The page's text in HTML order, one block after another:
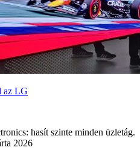
az LG
hasít szinte minden üzletág.
2026